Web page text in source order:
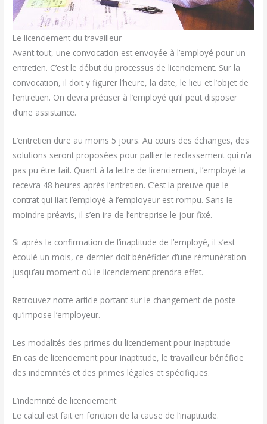
Le licenciement du travailleur
Avant tout, une convocation est envoyée à l’employé pour un
entretien. C’est le début du processus de licenciement. Sur la
convocation, il doit y figurer l’heure, la date, le lieu et l’objet de
l’entretien. On devra préciser à l’employé qu’il peut disposer
d’une assistance.
L’entretien dure au moins 5 jours. Au cours des échanges, des
solutions seront proposées pour pallier le reclassement qui n’a
pas pu être fait. Quant à la lettre de licenciement, l’employé la
recevra 48 heures après l’entretien. C’est la preuve que le
contrat qui liait l’employé à l’employeur est rompu. Sans le
moindre préavis, il s’en ira de l’entreprise le jour fixé.
Si après la confirmation de l’inaptitude de l’employé, il s’est
écoulé un mois, ce dernier doit bénéficier d’une rémunération
jusqu’au moment où le licenciement prendra effet.
Retrouvez notre article portant sur le changement de poste
qu’impose l’employeur.
Les modalités des primes du licenciement pour inaptitude
En cas de licenciement pour inaptitude, le travailleur bénéficie
des indemnités et des primes légales et spécifiques.
L’indemnité de licenciement
Le calcul est fait en fonction de la cause de l’inaptitude.